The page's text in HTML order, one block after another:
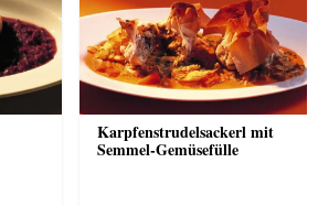
Karpfenstrudelsackerl mit
Semmel-Gemüsefülle